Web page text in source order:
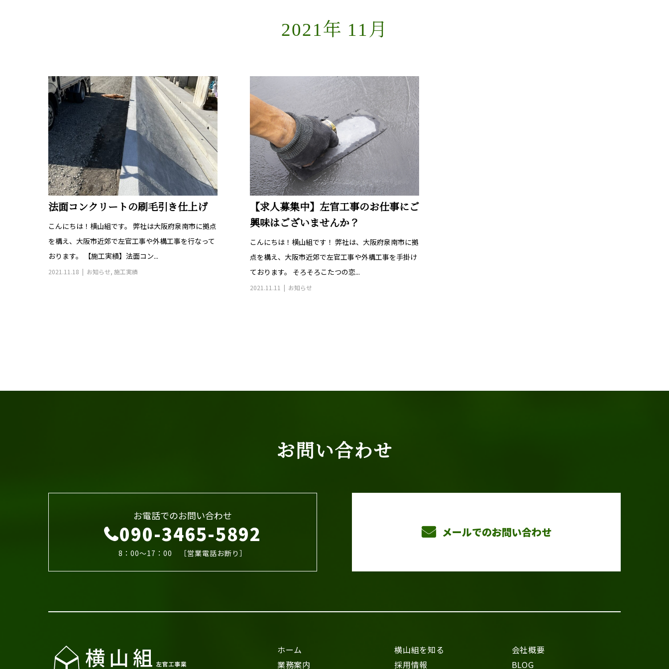
2021年 11月
法面コンクリートの刷毛引き仕上げ
こんにちは！横山組です。 弊社は大阪府泉南市に拠点
を構え、大阪市近郊で左官工事や外構工事を行なって
おります。 【施工実績】法面コン...
2021.11.18 お知らせ, 施工実績
【求人募集中】左官工事のお仕事にご
興味はございませんか？
こんにちは！横山組です！ 弊社は、大阪府泉南市に拠
点を構え、大阪市近郊で左官工事や外構工事を手掛け
ております。 そろそろこたつの恋...
2021.11.11 お知らせ
お問い合わせ
お電話でのお問い合わせ
090-3465-5892
8：00～17：00 ［営業電話お断り］
メールでのお問い合わせ
ホーム
業務案内
横山組を知る
採用情報
会社概要
BLOG